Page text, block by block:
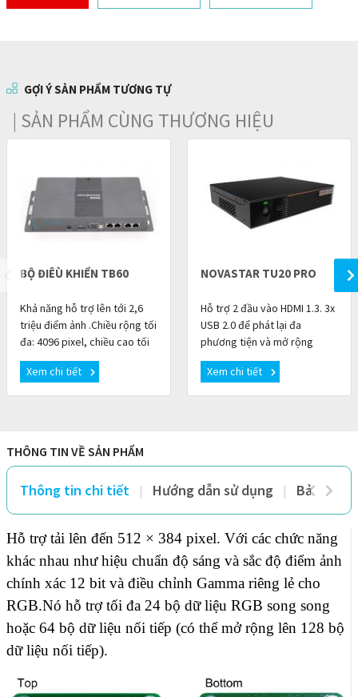
GỢI Ý SẢN PHẨM TƯƠNG TỰ
| SẢN PHẨM CÙNG THƯƠNG HIỆU
BỘ ĐIÊÙ KHIỂN TB60
Khả năng hỗ trợ lên tới 2,6
triệu điểm ảnh .Chiều rộng tối
đa: 4096 pixel, chiều cao tối
đa: 4096 pixel.Đầu ra tối đa:
1920×1200@60Hz và hỗ trợ
HDMI L
Xem chi tiết
NOVASTAR TU20 PRO
Hỗ trợ 2 đầu vào HDMI 1.3. 3x
USB 2.0 để phát lại đa
phương tiện và mở rộng
chức năng .6x đầu ra
Ethernet tải lên đến 3,9 triệu
điểm ảnh. 1x đầu ra âm
Xem chi tiết
THÔNG TIN VỀ SẢN PHẨM
Thông tin chi tiết Hướng dẫn sử dụng Bảo
Hỗ trợ tải lên đến 512 × 384 pixel. Với các chức năng
khác nhau như hiệu chuẩn độ sáng và sắc độ điểm ảnh
chính xác 12 bit và điều chỉnh Gamma riêng lẻ cho
RGB.Nó hỗ trợ tối đa 24 bộ dữ liệu RGB song song
hoặc 64 bộ dữ liệu nối tiếp (có thể mở rộng lên 128 bộ
dữ liệu nối tiếp).